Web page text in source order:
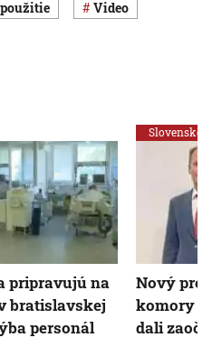
Video
pripravujú na
bratislavskej
personál
Slovensko
Nový
komory
dali